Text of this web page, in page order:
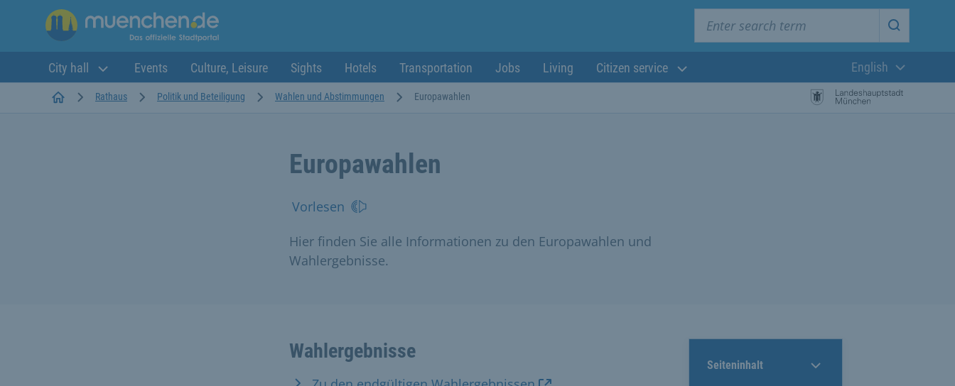
Start
City hall Events Culture, Leisure Sights Hotels Transportation Jobs Living Citizen service
Current
English
StartseiteRathaus Politik und Beteiligung Wahlen und Abstimmungen Europawahlen
Europawahlen
Vorlesen
Hier finden Sie alle Informationen zu den Europawahlen und
Wahlergebnisse.
Seiteninhalt
Wahlergebnisse